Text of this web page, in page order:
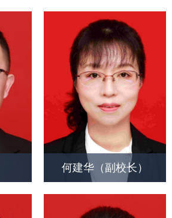
何建华（副校长）